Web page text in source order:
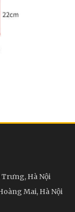
Trưng, Hà Nội
Mai, Hà Nội